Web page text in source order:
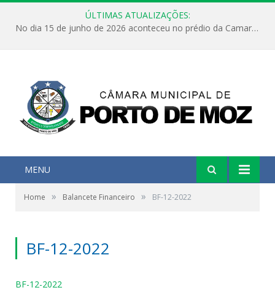
ÚLTIMAS ATUALIZAÇÕES:
No dia 15 de junho de 2026 aconteceu no prédio da Camara Municipal de Porto de Moz /Pará a Sessão Ordinária
MENU
Home » Balancete Financeiro » BF-12-2022
BF-12-2022
BF-12-2022